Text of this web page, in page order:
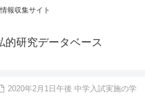
報収集サイト
的研究データベース
2020年2月1日午後 中学入試実施の学